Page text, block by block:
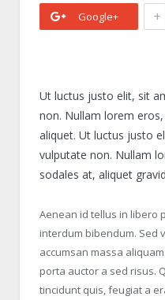
Google+ +
Ut luctus justo elit, sit
non. Nullam lorem
aliquet. Ut luctus justo
vulputate non. Nullam
sodales at, aliquet
Aenean id tellus in libero
interdum bibendum. Sed
accumsan massa
porta auctor a sed risus.
tincidunt quis, feugiat a